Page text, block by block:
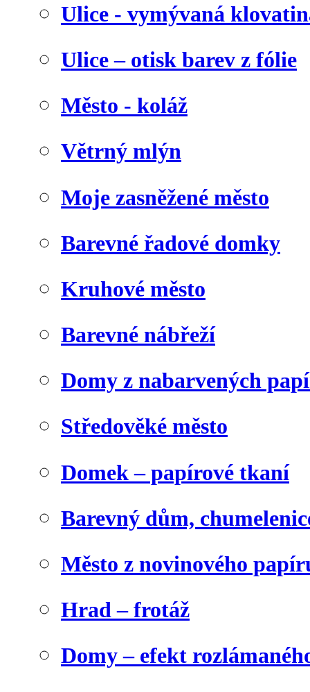
Ulice - vymývaná
Ulice – otisk barev z fólie
Město - koláž
Větrný mlýn
Moje zasněžené město
Barevné řadové domky
Kruhové město
Barevné nábřeží
Domy z nabarvených
Středověké město
Domek – papírové tkaní
Barevný dům,
Město z novinového
Hrad – frotáž
Domy – efekt